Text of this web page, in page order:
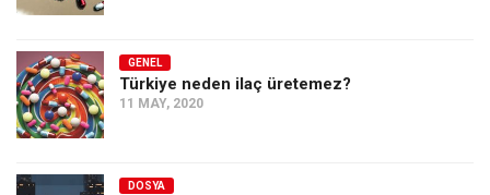
GENEL
Türkiye neden ilaç üretemez?
11 MAY, 2020
DOSYA